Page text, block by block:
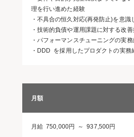
理を行い進めた経験
・不具合の恒久対応(再発防止)を意識
・技術的負債や運用課題に対する改
・パフォーマンスチューニングの実
・DDD を採用したプロダクトの実務
月額
月給 750,000円 ～ 937,500円